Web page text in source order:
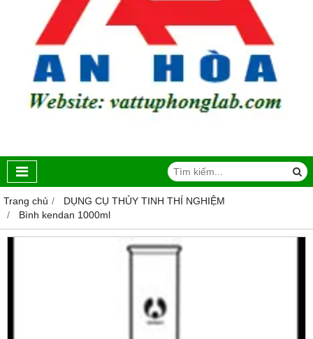
Trang chủ
DỤNG CỤ THỦY TINH THÍ NGHIỆM
Bình kendan 1000ml